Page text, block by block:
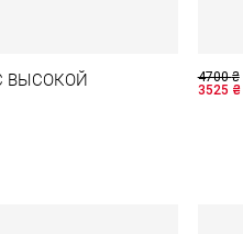
ВЫСОКОЙ
4700₴
3525 ₴